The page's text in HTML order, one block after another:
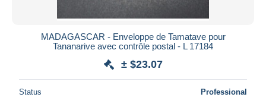
MADAGASCAR - Enveloppe de Tamatave pour
Tananarive avec contrôle postal - L 17184
± $23.07
Status Professional